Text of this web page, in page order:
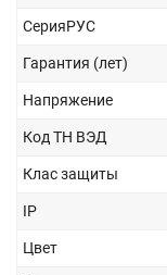
СерияРУС
Гарантия (лет)
Напряжение
Код ТН ВЭД
Клас защиты
IP
Цвет